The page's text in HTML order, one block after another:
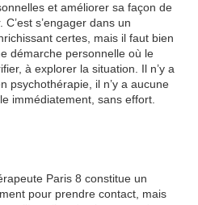
et améliorer sa façon de
s’engager dans un
certes, mais il faut bien
démarche personnelle où le
à explorer la situation. Il n’y a
psychothérapie, il n’y a aucune
immédiatement, sans effort.
Paris 8 constitue un
pour prendre contact, mais